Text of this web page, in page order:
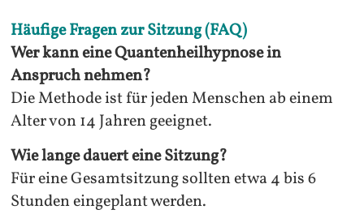
Häufige Fragen zur Sitzung (FAQ)
Wer kann eine Quantenheilhypnose in
Anspruch nehmen?
Die Methode ist für jeden Menschen ab einem
Alter von 14 Jahren geeignet.
Wie lange dauert eine Sitzung?
Für eine Gesamtsitzung sollten etwa 4 bis 6
Stunden eingeplant werden.